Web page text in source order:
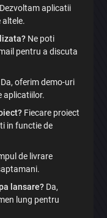
Dezvoltam aplicatii
altele.
Ne poti
pentru a discuta
Da, oferim demo-uri
aplicatiilor.
Fiecare proiect
in functie de
de livrare
lansare? Da,
lung pentru